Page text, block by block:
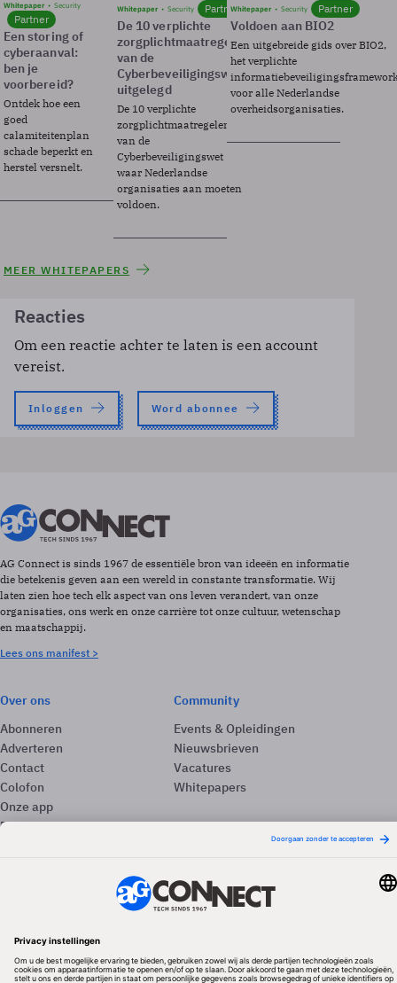
Whitepaper Security
Partner
Een storing of
cyberaanval:
ben je
voorbereid?
Ontdek hoe een
goed
calamiteitenplan
schade beperkt en
herstel versnelt.
Whitepaper Security Partner
De 10 verplichte
zorgplichtmaatregelen
van de
Cyberbeveiligingswet
uitgelegd
De 10 verplichte
zorgplichtmaatregelen
van de
Cyberbeveiligingswet
waar Nederlandse
organisaties aan moeten
voldoen.
Whitepaper Security Partner
Voldoen aan BIO2
Een uitgebreide gids over BIO2,
het verplichte
voor alle Nederlandse
overheidsorganisaties.
MEER WHITEPAPERS
Reacties
Om een reactie achter te laten is een account
vereist.
Inloggen Word abonnee
AG Connect is sinds 1967 de essentiële bron van ideeën en informatie
die betekenis geven aan een wereld in constante transformatie. Wij
laten zien hoe tech elk aspect van ons leven verandert, van onze
organisaties, ons werk en onze carrière tot onze cultuur, wetenschap
en maatschappij.
Lees ons manifest >
Over ons
Abonneren
Adverteren
Contact
Colofon
Onze app
Privacyinstellingen
Community
Events & Opleidingen
Nieuwsbrieven
Vacatures
Whitepapers
Redactionele partner